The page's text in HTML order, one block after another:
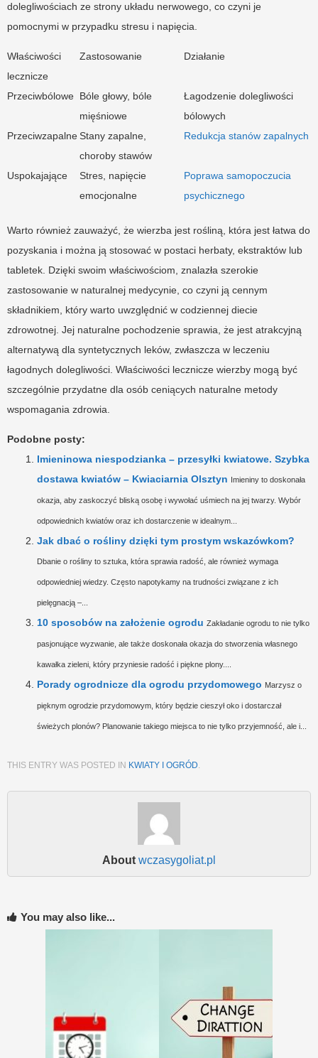
dolegliwościach ze strony układu nerwowego, co czyni je
pomocnymi w przypadku stresu i napięcia.
Właściwości
lecznicze
Zastosowanie Działanie
Przeciwbólowe Bóle głowy, bóle
mięśniowe
Łagodzenie dolegliwości
bólowych
Przeciwzapalne Stany zapalne,
choroby stawów
Redukcja stanów zapalnych
Uspokajające
Stres, napięcie
emocjonalne
Poprawa samopoczucia
psychicznego
Warto również zauważyć, że wierzba jest rośliną, która jest łatwa do
pozyskania i można ją stosować w postaci herbaty, ekstraktów lub
tabletek. Dzięki swoim właściwościom, znalazła szerokie
zastosowanie w naturalnej medycynie, co czyni ją cennym
składnikiem, który warto uwzględnić w codziennej diecie
zdrowotnej. Jej naturalne pochodzenie sprawia, że jest atrakcyjną
alternatywą dla syntetycznych leków, zwłaszcza w leczeniu
łagodnych dolegliwości. Właściwości lecznicze wierzby mogą być
szczególnie przydatne dla osób ceniących naturalne metody
wspomagania zdrowia.
Podobne posty:
Imieninowa niespodzianka – przesyłki kwiatowe. Szybka
dostawa kwiatów – Kwiaciarnia Olsztyn
Imieniny to doskonała
okazja, aby zaskoczyć bliską osobę i wywołać uśmiech na jej twarzy. Wybór
odpowiednich kwiatów oraz ich dostarczenie w idealnym...
Jak dbać o rośliny dzięki tym prostym wskazówkom?
Dbanie o rośliny to sztuka, która sprawia radość, ale również wymaga
odpowiedniej wiedzy. Często napotykamy na trudności związane z ich
pielęgnacją –...
10 sposobów na założenie ogrodu Zakładanie ogrodu to nie tylko
pasjonujące wyzwanie, ale także doskonała okazja do stworzenia własnego
kawałka zieleni, który przyniesie radość i piękne plony....
Porady ogrodnicze dla ogrodu przydomowego Marzysz o
pięknym ogrodzie przydomowym, który będzie cieszył oko i dostarczał
świeżych plonów? Planowanie takiego miejsca to nie tylko przyjemność, ale i...
THIS ENTRY WAS POSTED IN KWIATY I OGRÓD.
About wczasygoliat.pl
You may also like...